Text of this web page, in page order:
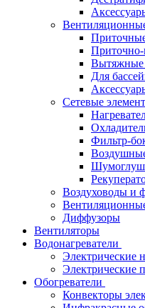
Вытяжные
Для
Сетевые
Фильтр-
Воздуховоды и
Диффузоры
Вентиляторы
Водонагреватели
Электрические
Электрические
Обогреватели
Конвекторы